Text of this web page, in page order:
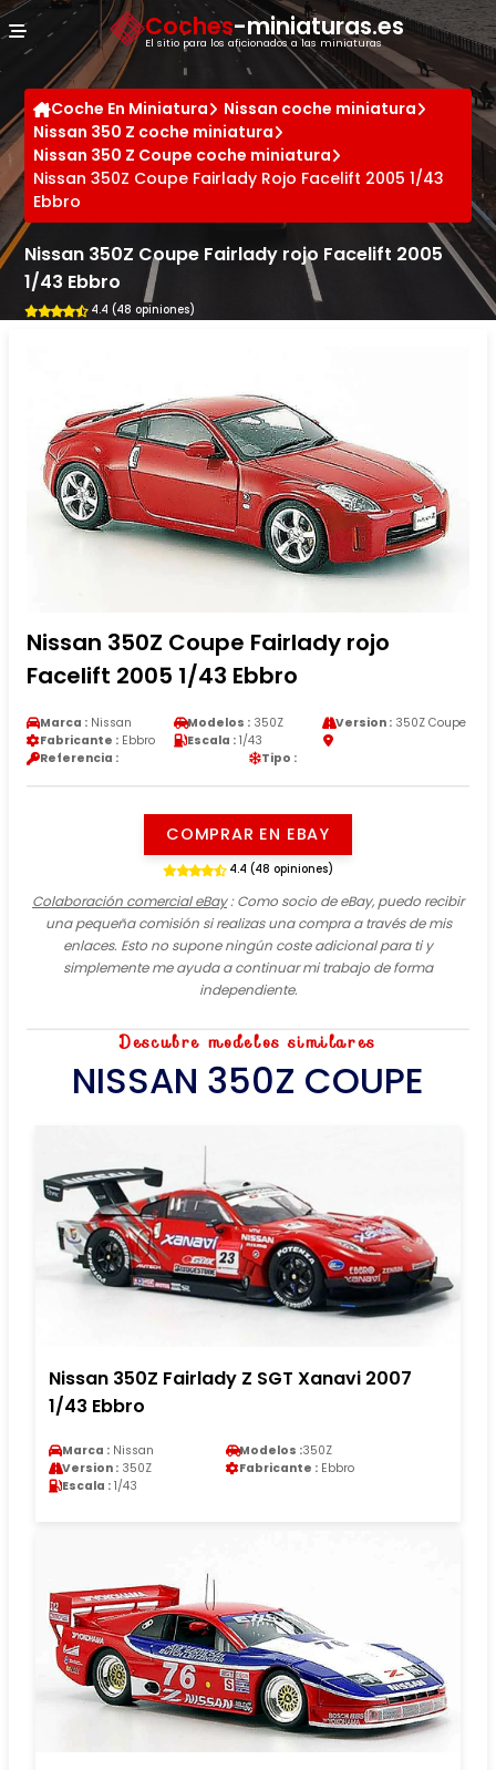
Coches-miniaturas.es
El sitio para los aficionados a las miniaturas
Coche En Miniatura
Nissan coche miniatura
Nissan 350 Z coche miniatura
Nissan 350 Z Coupe coche miniatura
Nissan 350Z Coupe Fairlady Rojo Facelift 2005 1/43
Ebbro
Nissan 350Z Coupe Fairlady rojo Facelift 2005
1/43 Ebbro
4.4 (48 opiniones)
Nissan 350Z Coupe Fairlady rojo
Facelift 2005 1/43 Ebbro
Marca : Nissan Modelos : 350Z Version :350Z Coupe
Fabricante : Ebbro Escala : 1/43
Referencia :
Tipo :
COMPRAR EN EBAY
4.4 (48 opiniones)
Colaboración comercial eBay: Como socio de eBay, puedo recibir
una pequeña comisión si realizas una compra a través de mis
enlaces. Esto no supone ningún coste adicional para ti y
simplemente me ayuda a continuar mi trabajo de forma
independiente.
Descubre modelos similares
NISSAN 350Z COUPE
Nissan 350Z Fairlady Z SGT Xanavi 2007
1/43 Ebbro
Marca : Nissan Modelos :350Z
Version : 350Z Fabricante : Ebbro
Escala : 1/43
Panel de gestión de cookies